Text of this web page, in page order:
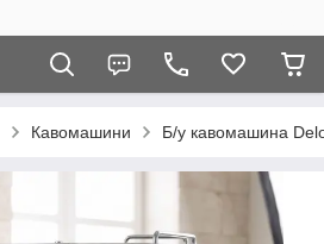
Кавомашини Б/у кавомашина